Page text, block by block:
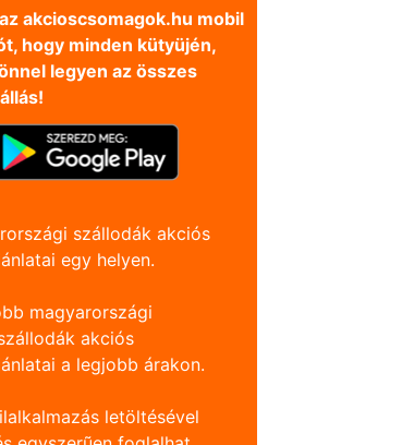
akcioscsomagok.hu mobil
hogy minden kütyüjén,
legyen az összes
szállodák akciós
egy helyen.
magyarországi
akciós
a legjobb árakon.
letöltésével